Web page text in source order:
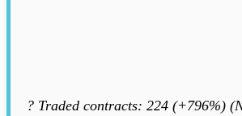
? Traded contracts: 224 (+796%)